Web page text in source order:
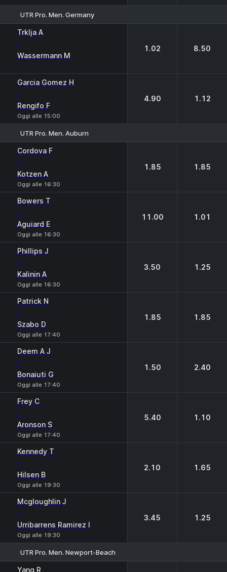
UTR Pro. Men. Germany
Trklja A
-
Wassermann M
1.02 8.50
Garcia Gomez H
-
Rengifo F
Oggi alle 15:00
4.90 1.12
UTR Pro. Men. Auburn
Cordova F
-
Kotzen A
Oggi alle 16:30
1.85 1.85
Bowers T
-
Aguiard E
Oggi alle 16:30
11.00 1.01
Phillips J
-
Kalinin A
Oggi alle 16:30
3.50 1.25
Patrick N
-
Szabo D
Oggi alle 17:40
1.85 1.85
Deem A J
-
Bonaiuti G
Oggi alle 17:40
1.50 2.40
Frey C
-
Aronson S
Oggi alle 17:40
5.40 1.10
Kennedy T
-
Hilsen B
Oggi alle 19:30
2.10 1.65
Mcgloughlin J
-
Urribarrens Ramirez I
Oggi alle 19:30
3.45 1.25
UTR Pro. Men. Newport-Beach
Yang R